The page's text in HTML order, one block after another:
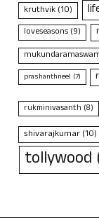
kruthvik(10)
loveseasons (9)
prashanthneel (7)
rukminivasanth (8)
shivarajkumar(10)
tollywood